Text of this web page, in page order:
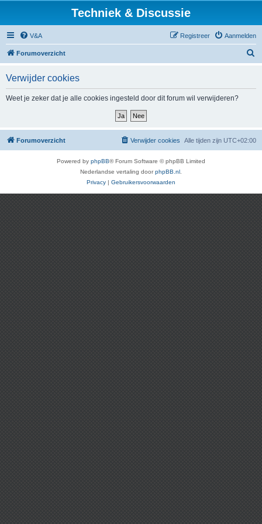
Techniek & Discussie
V&A Aanmelden
Registreer
Forumoverzicht
Verwijder cookies
Weet je zeker dat je alle cookies ingesteld door dit forum wil verwijderen?
Forumoverzicht Alle tijden zijn UTC+02:00
Verwijder cookies
Powered by phpBB® Forum Software © phpBB Limited
Nederlandse vertaling doorphpBB.nl
Privacy | Gebruikersvoorwaarden